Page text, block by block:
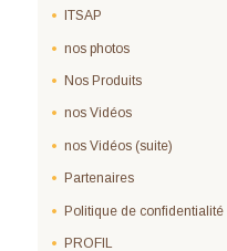
ITSAP
nos photos
Nos Produits
nos Vidéos
nos Vidéos (suite)
Partenaires
Politique de confidentialité
PROFIL